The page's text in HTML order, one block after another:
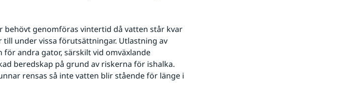
behövt genomföras vintertid då vatten står kvar
under vissa förutsättningar. Utlastning av
andra gator, särskilt vid omväxlande
beredskap på grund av riskerna för ishalka.
rensas så inte vatten blir stående för länge i